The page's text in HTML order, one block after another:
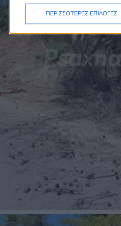
ΠΕΡΙΣΣΟΤΕΡΕΣ ΕΠΙΛΟΓΕΣ